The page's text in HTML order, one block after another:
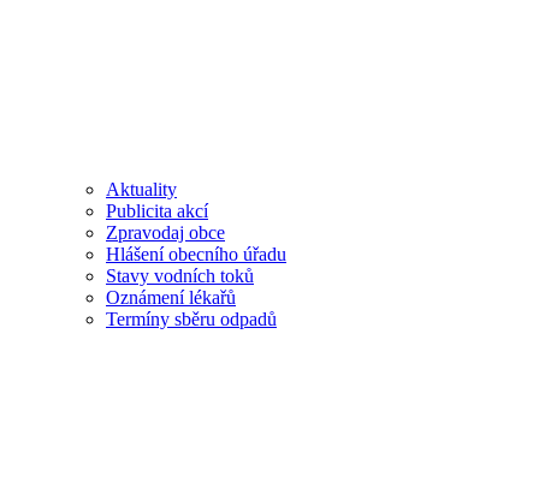
Aktuality
Publicita akcí
Zpravodaj obce
Hlášení obecního úřadu
Stavy vodních toků
Oznámení lékařů
Termíny sběru odpadů